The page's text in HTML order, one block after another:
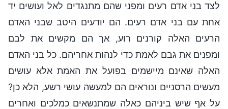
לצד בני אדם רעים ומפני שהם מתנגדים לאל ועושים יד
אחת עם בני אדם רעים. הם יודעים היטב שבני האדם
הרעים האלה קורנים רוע, אך הם מקשים את לבם
ומפנים את גבם לאמת כדי לנהות אחריהם. כל בני האדם
האלה שאינם מיישמים בפועל את האמת אלא עושים
מעשים הרסניים ונוראים הם למעשה עושי רשע, הלא כן?
על אף שיש ביניהם כאלה שמתנשאים כמלכים ואחרים